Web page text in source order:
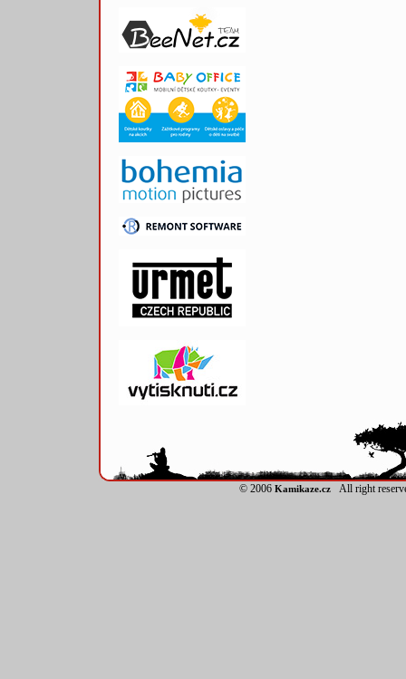
© 2006 Kamikaze.czAll right